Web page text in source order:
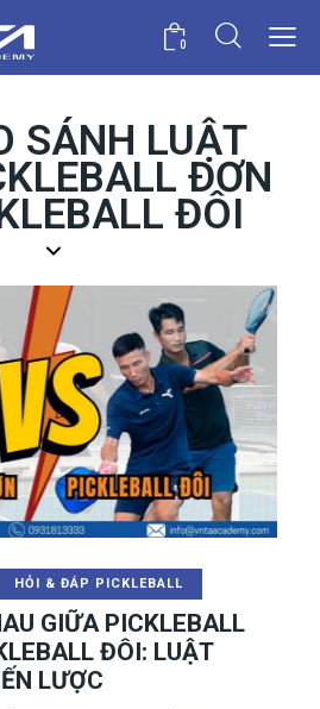
0
SÁNH LUẬT
ĐƠN
ĐÔI
HỎI & ĐÁP PICKLEBALL
GIỮA PICKLEBALL
ĐÔI: LUẬT
LƯỢC